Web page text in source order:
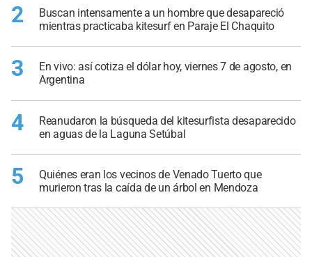
2
Buscan intensamente a un hombre que desapareció
mientras practicaba kitesurf en Paraje El Chaquito
3
En vivo: así cotiza el dólar hoy, viernes 7 de agosto, en
Argentina
4
Reanudaron la búsqueda del kitesurfista desaparecido
en aguas de la Laguna Setúbal
5
Quiénes eran los vecinos de Venado Tuerto que
murieron tras la caída de un árbol en Mendoza